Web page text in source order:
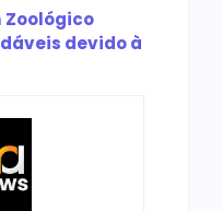
devido à